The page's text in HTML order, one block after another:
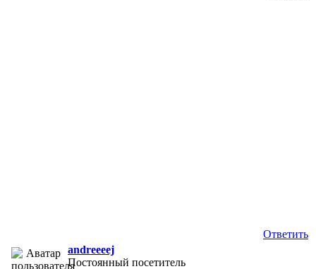
Ответить
andreeeej
Постоянный посетитель